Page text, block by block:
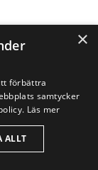
×
förbättra
samtycker
Läs mer
ALLT